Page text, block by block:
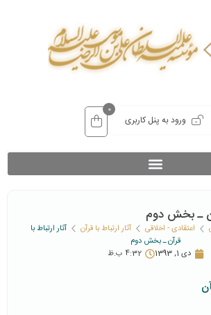
ورود به پنل کاربری
0
ـ بخش دوم
اعتقادی - اخلاقی آثار ارتباط با قرآن
آثار ارتباط با
قرآن ـ بخش دوم
دی 1, 1393
4:32 ب.ظ